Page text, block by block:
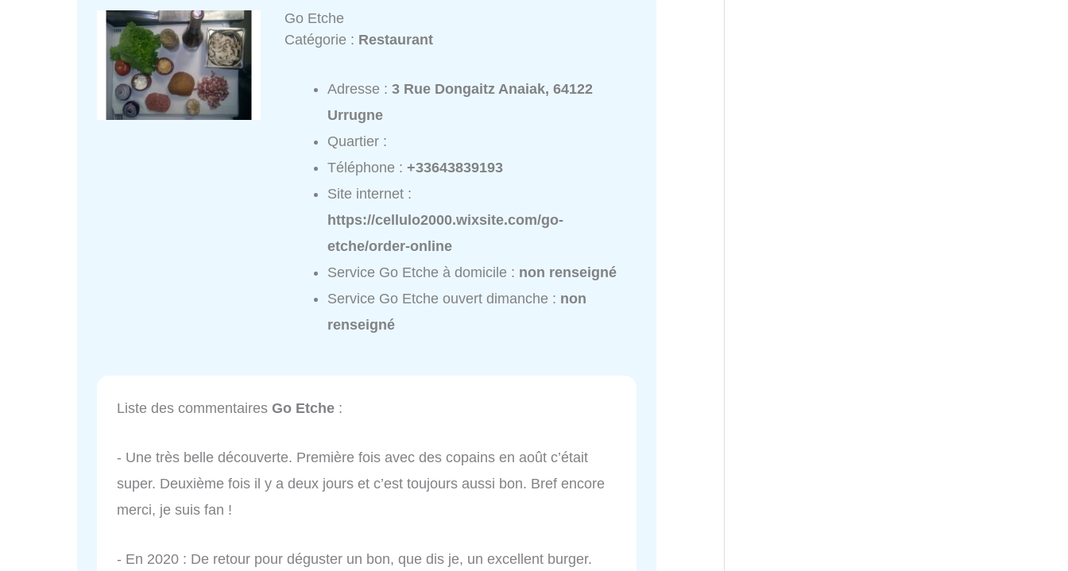
Go Etche
Catégorie : Restaurant
Adresse :3 Rue Dongaitz Anaiak, 64122
Urrugne
Quartier :
Téléphone :+33643839193
Site internet :
https://cellulo2000.wixsite.com/go-
etche/order-online
Service Go Etche à domicile : non renseigné
Service Go Etche ouvert dimanche : non
renseigné
Liste des commentaires Go Etche :
- Une très belle découverte. Première fois avec des copains en août c’était
super. Deuxième fois il y a deux jours et c’est toujours aussi bon. Bref encore
merci, je suis fan !
- En 2020 : De retour pour déguster un bon, que dis je, un excellent burger.